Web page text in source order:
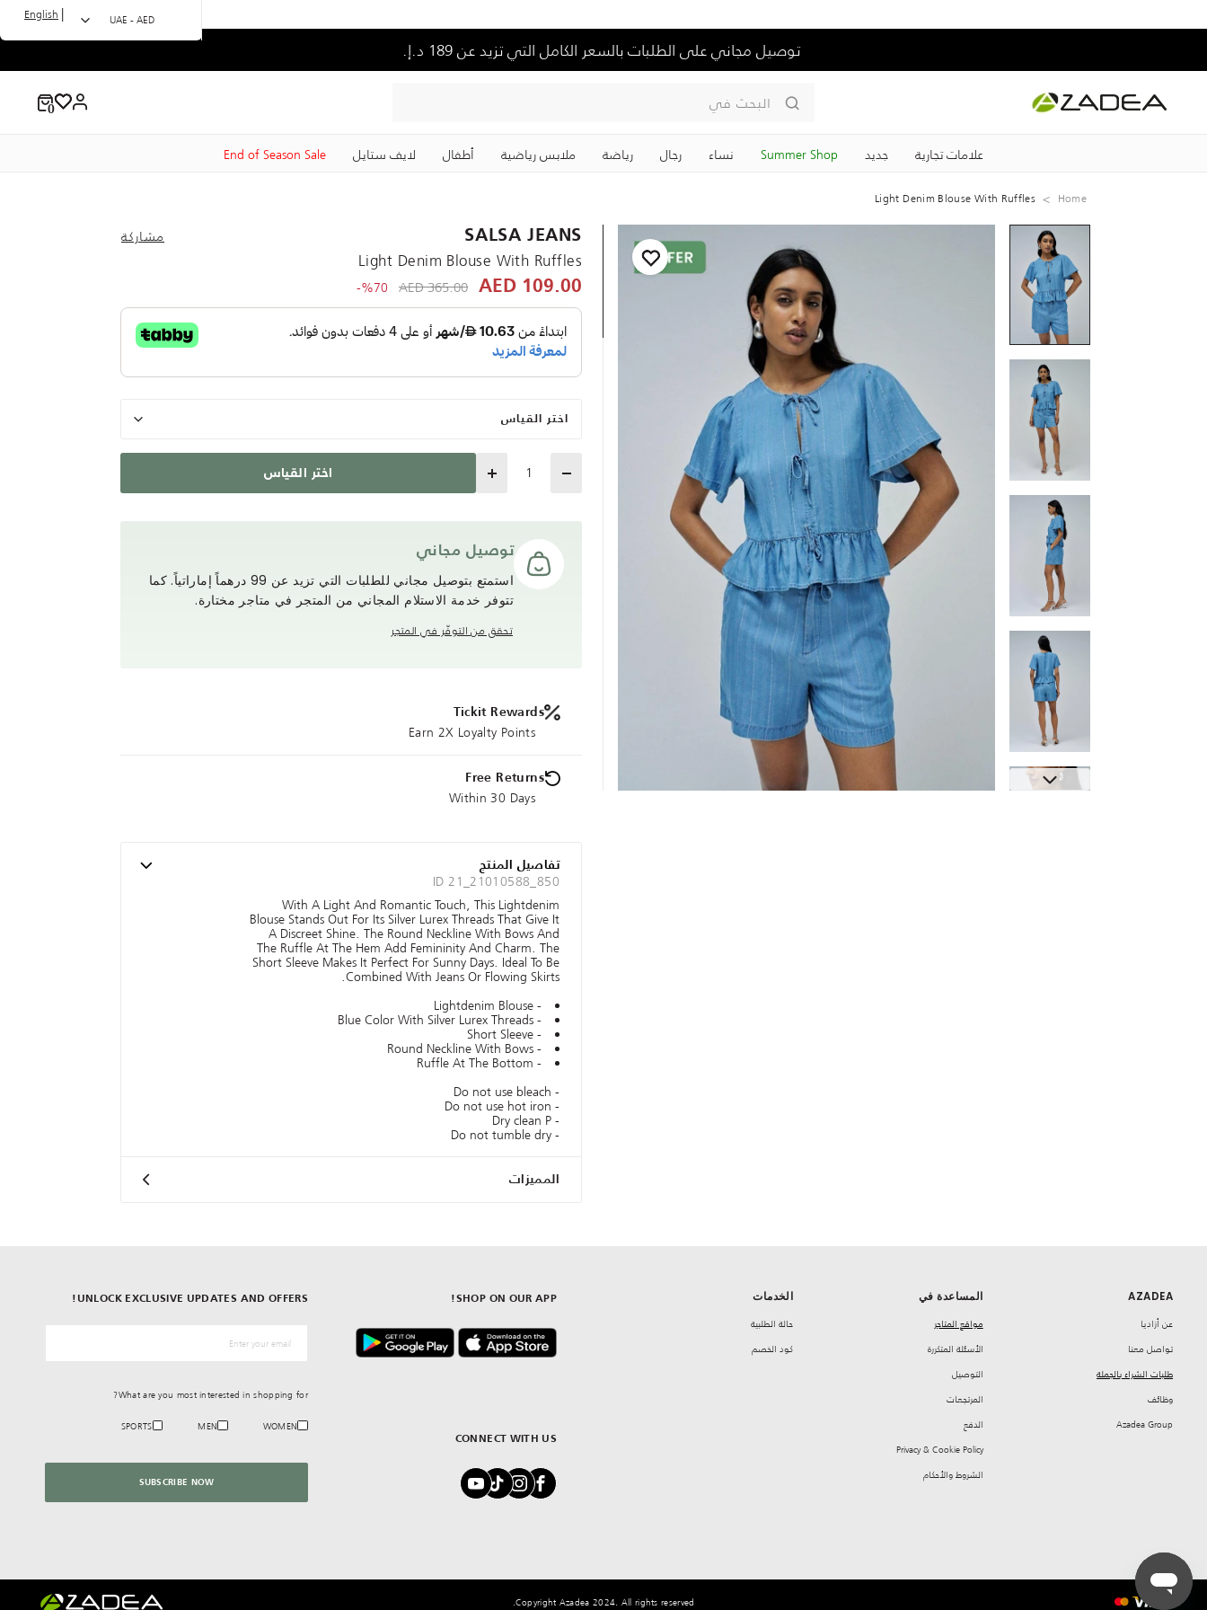
توصيل مجاني على الطلبات بالسعر الكامل التي تزيد عن 189 د.إ.
البحث في
علامات تجارية جديد Summer Shop نساء رجال رياضة ملابس رياضية ‏أطفال لايف ستايل End of Season Sale
UAE - AED
|
English
Home
Light Denim Blouse With Ruffles
SALSA JEANS مشاركة
Light Denim Blouse With Ruffles
109.00 AED
Price reduced from
365.00 AED
to 109.00 AED
%70-
اختر القياس
Quantity اختر القياس
توصيل مجاني
استمتع بتوصيل مجاني للطلبات التي تزيد عن 99 درهماً إماراتياً. كما
تتوفر خدمة الاستلام المجاني من المتجر في متاجر مختارة.
تحقق من التوفّر في المتجر
Tickit Rewards
Earn 2X Loyalty Points
Free Returns
Within 30 Days
تفاصيل المنتج
ID 21_21010588_850
With A Light And Romantic Touch, This Lightdenim
Blouse Stands Out For Its Silver Lurex Threads That Give It
A Discreet Shine. The Round Neckline With Bows And
The Ruffle At The Hem Add Femininity And Charm. The
Short Sleeve Makes It Perfect For Sunny Days. Ideal To Be
Combined With Jeans Or Flowing Skirts.
- Lightdenim Blouse
- Blue Color With Silver Lurex Threads
- Short Sleeve
- Round Neckline With Bows
- Ruffle At The Bottom
- Do not use bleach
- Do not use hot iron
- Dry clean P
- Do not tumble dry
المميزات
AZADEA
‏عن أزاديا
تواصل معنا
طلبات الشراء بالجملة
‏وظائف
Azadea Group
المساعدة في
مواقع المتاجر
‏الأسئلة المتكررة
‏التوصيل
‏المرتجعات
‏الدفع
Privacy & Cookie Policy
‏الشروط والأحكام
الخدمات
حالة الطلبية
كود الخصم
CONNECT WITH US
SHOP ON OUR APP!
UNLOCK EXCLUSIVE UPDATES AND OFFERS!
What are you most interested in shopping for?
WOMEN
MEN
SPORTS
SUBSCRIBE NOW
Copyright Azadea 2024. All rights reserved.